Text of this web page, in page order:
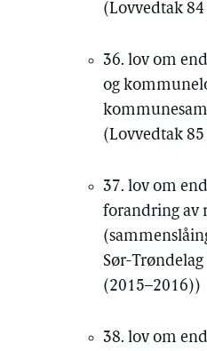
(Lovvedtak
36. lov om
og
(Lovvedtak
37. lov om
forandring av
Sør-
(2015–2016))
38. lov om